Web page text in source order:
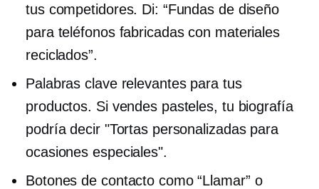
tus competidores. Di: “Fundas de diseño
para teléfonos fabricadas con materiales
reciclados”.
Palabras clave relevantes para tus
productos. Si vendes pasteles, tu biografía
podría decir "Tortas personalizadas para
ocasiones especiales".
Botones de contacto como “Llamar” o